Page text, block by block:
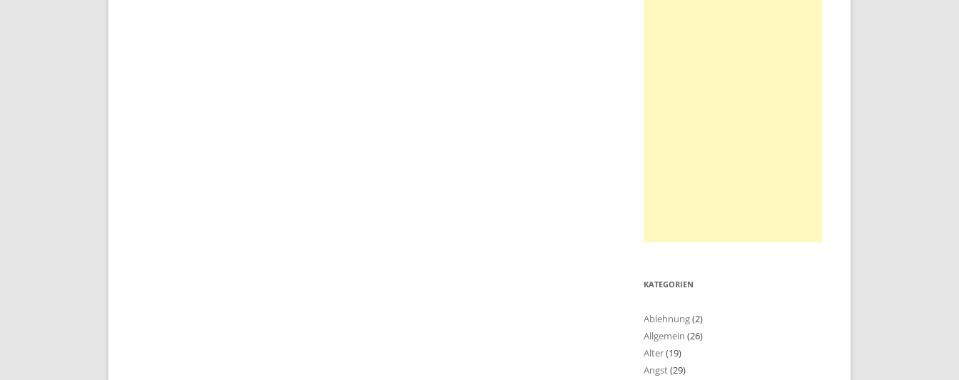
KATEGORIEN
Ablehnung(2)
Allgemein (26)
Alter(19)
Angst(29)